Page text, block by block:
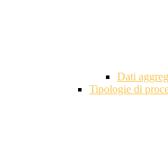
Dati
Tipologie di